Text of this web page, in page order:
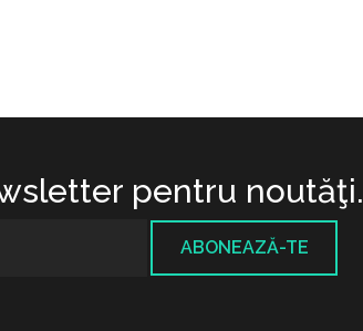
pentru noutăţi.
ABONEAZĂ-TE